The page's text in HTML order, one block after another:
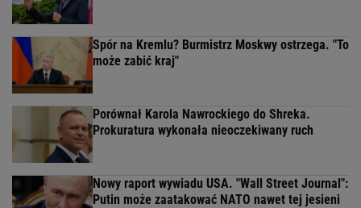
Spór na Kremlu? Burmistrz Moskwy ostrzega. "To
może zabić kraj"
Porównał Karola Nawrockiego do Shreka.
Prokuratura wykonała nieoczekiwany ruch
Nowy raport wywiadu USA. "Wall Street Journal":
Putin może zaatakować NATO nawet tej jesieni